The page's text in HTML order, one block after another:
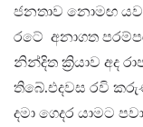
ජනතාව නොමඟ
රටේ අනාගත
නින්දිත ක්‍රියාව අද
තිබේ.එදවස රවි
දමා ගෙදර යාමට